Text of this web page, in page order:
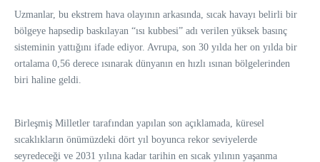
Uzmanlar, bu ekstrem hava olayının arkasında, sıcak havayı belirli bir
bölgeye hapsedip baskılayan “ısı kubbesi” adı verilen yüksek basınç
sisteminin yattığını ifade ediyor. Avrupa, son 30 yılda her on yılda bir
ortalama 0,56 derece ısınarak dünyanın en hızlı ısınan bölgelerinden
biri haline geldi.
Birleşmiş Milletler tarafından yapılan son açıklamada, küresel
sıcaklıkların önümüzdeki dört yıl boyunca rekor seviyelerde
seyredeceği ve 2031 yılına kadar tarihin en sıcak yılının yaşanma